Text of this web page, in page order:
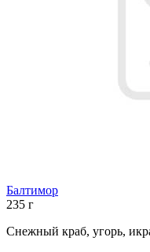
Балтимор
235 г
Снежный краб, угорь,